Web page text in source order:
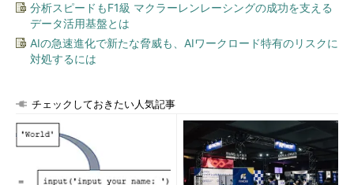
分析スピードもF1級 マクラーレンレーシングの成功を支える
データ活用基盤とは
AIの急速進化で新たな脅威も、AIワークロード特有のリスクに
対処するには
チェックしておきたい人気記事